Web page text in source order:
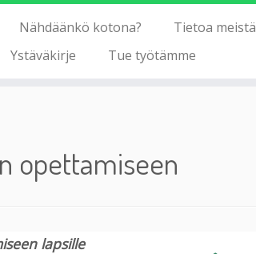
Nähdäänkö kotona? Tietoa meistä
Ystäväkirje Tue työtämme
opettamiseen
lapsille